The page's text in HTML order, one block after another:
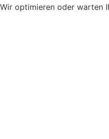
Wir optimieren oder warten